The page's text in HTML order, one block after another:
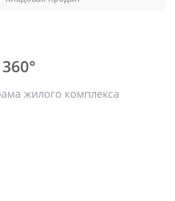
жилого комплекса